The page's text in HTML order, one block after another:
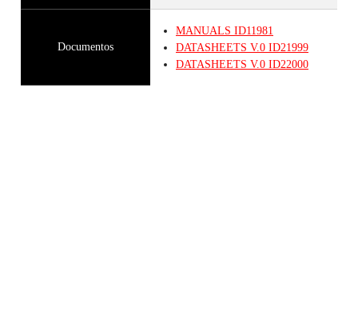
Documentos
MANUALS ID11981
DATASHEETS V.0 ID21999
DATASHEETS V.0 ID22000